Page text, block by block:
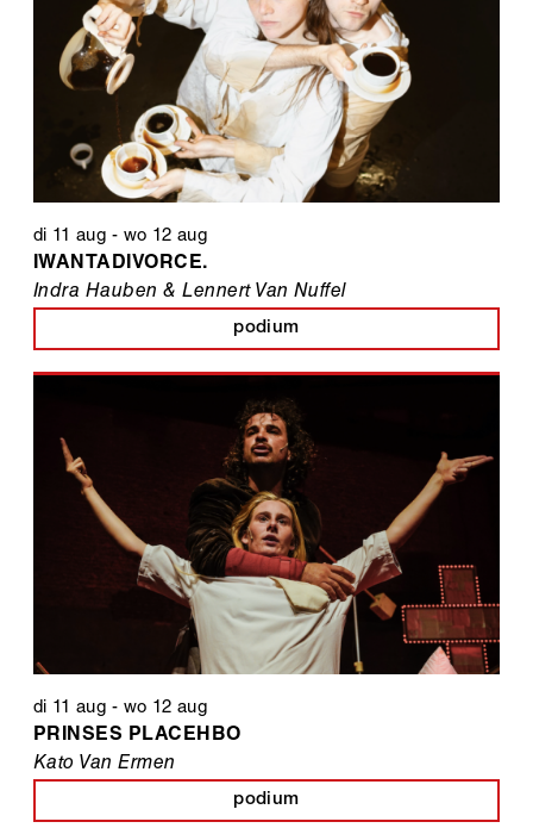
di 11 aug - wo 12 aug
IWANTADIVORCE.
Indra Hauben & Lennert Van Nuffel
podium
di 11 aug - wo 12 aug
PRINSES PLACEHBO
Kato Van Ermen
podium